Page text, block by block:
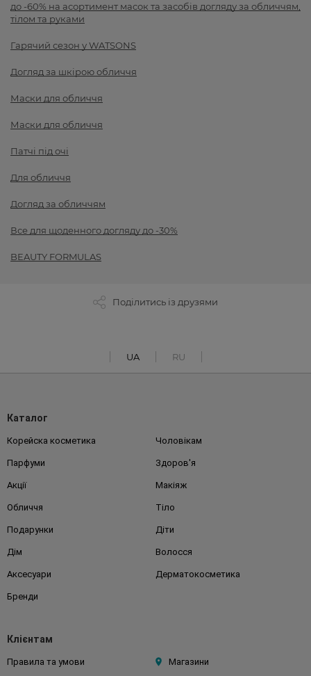
до -60% на асортимент масок та засобів догляду за обличчям,
тілом та руками
Гарячий сезон у WATSONS
Догляд за шкірою обличчя
Маски для обличчя
Маски для обличчя
Патчі під очі
Для обличчя
Догляд за обличчям
Все для щоденного догляду до -30%
BEAUTY FORMULAS
Поділитись із друзями
UA RU
Каталог
Корейска косметика Чоловікам
Парфуми Здоров'я
Акції Макіяж
Обличчя Тіло
Подарунки Діти
Дім Волосся
Аксесуари Дерматокосметика
Бренди
Клієнтам
Правила та умови Магазини